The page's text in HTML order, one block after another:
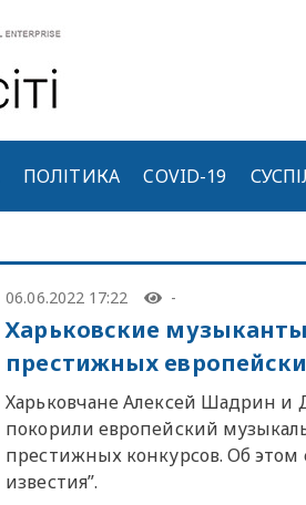
ПОЛІТИКА COVID-19
06.06.2022 17:22 -
Харьковские
престижных
Харьковчане Алексей Шадрин
покорили европейский
престижных конкурсов. Об этом
известия”.